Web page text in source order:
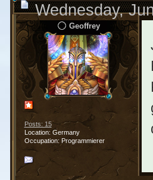
Wednesday,
Geoffrey
Posts: 15
Location: Germany
Occupation: Programmierer